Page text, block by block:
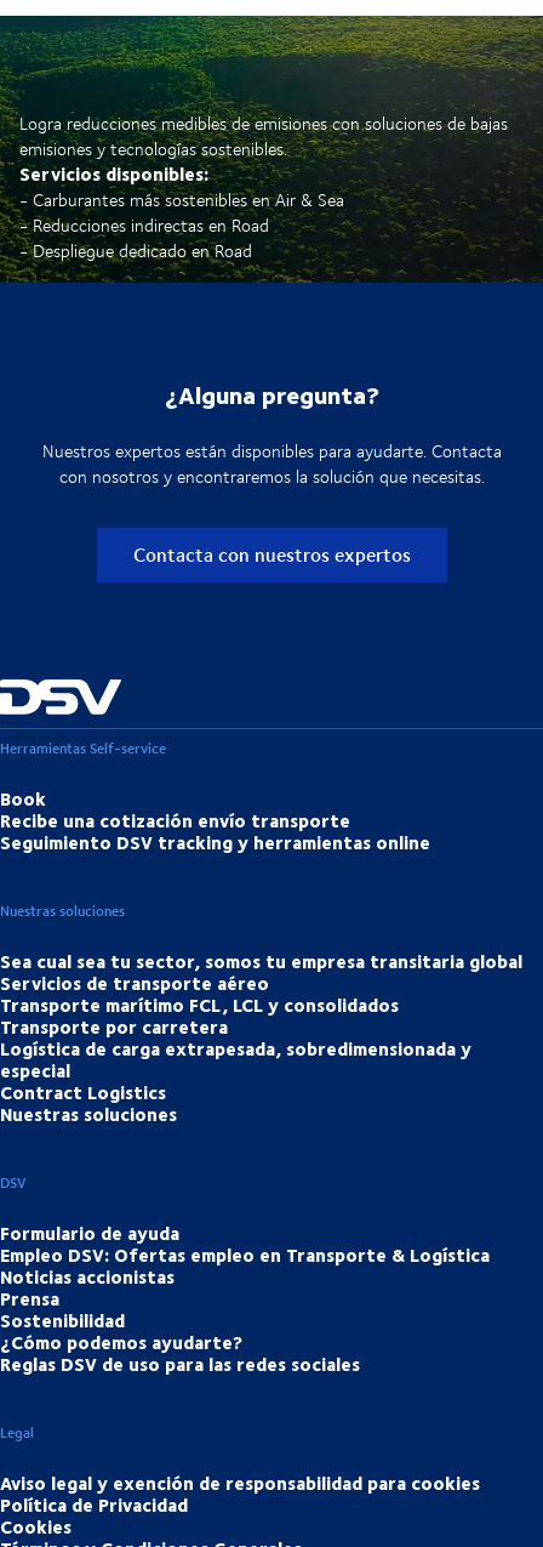
Logra reducciones medibles de emisiones con soluciones de bajas
emisiones y tecnologías sostenibles.
Servicios disponibles:
- Carburantes más sostenibles en Air & Sea
- Reducciones indirectas en Road
- Despliegue dedicado en Road
¿Alguna pregunta?
Nuestros expertos están disponibles para ayudarte. Contacta
con nosotros y encontraremos la solución que necesitas.
Contacta con nuestros expertos
Herramientas Self-service
Book
Recibe una cotización envío transporte
Seguimiento DSV tracking y herramientas online
Nuestras soluciones
Sea cual sea tu sector, somos tu empresa transitaria global
Servicios de transporte aéreo
Transporte marítimo FCL, LCL y consolidados
Transporte por carretera
Logística de carga extrapesada, sobredimensionada y
especial
Contract Logistics
Nuestras soluciones
DSV
Formulario de ayuda
Empleo DSV: Ofertas empleo en Transporte & Logística
Noticias accionistas
Prensa
Sostenibilidad
¿Cómo podemos ayudarte?
Reglas DSV de uso para las redes sociales
Legal
Aviso legal y exención de responsabilidad para cookies
Política de Privacidad
Cookies